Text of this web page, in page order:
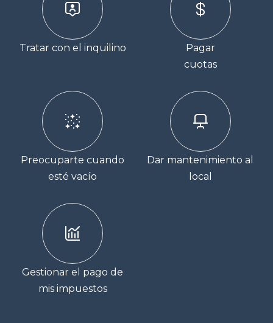
Tratar con el inquilino
Pagar
cuotas
Preocuparte cuando
esté vacío
Dar mantenimiento al
local
Gestionar el pago de
mis impuestos